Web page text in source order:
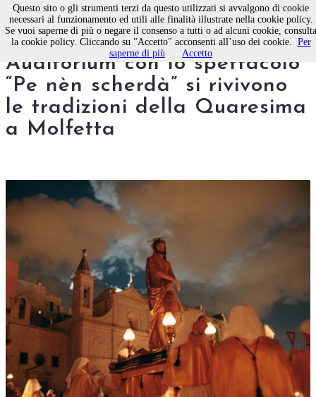
Domani al Centro Culturale
Auditorium con lo spettacolo
“Pe nèn scherdà” si rivivono
le tradizioni della Quaresima
a Molfetta
Questo sito o gli strumenti terzi da questo utilizzati si avvalgono di cookie
necessari al funzionamento ed utili alle finalità illustrate nella cookie policy.
Se vuoi saperne di più o negare il consenso a tutti o ad alcuni cookie, consulta
la cookie policy. Cliccando su "Accetto" acconsenti all’uso dei cookie. Per
saperne di più
Accetto